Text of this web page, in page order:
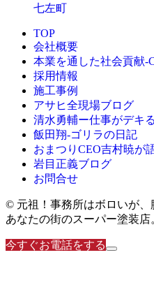
七左町
TOP
会社概要
本業を通した社会貢献-
採用情報
施工事例
アサヒ全現場ブログ
清水勇輔ー仕事がデキ
飯田翔-ゴリラの日記
おまつりCEO吉村暁が
岩目正義ブログ
お問合せ
© 元祖！事務所はボロいが
あなたの街のスーパー塗装店
今すぐお電話をする